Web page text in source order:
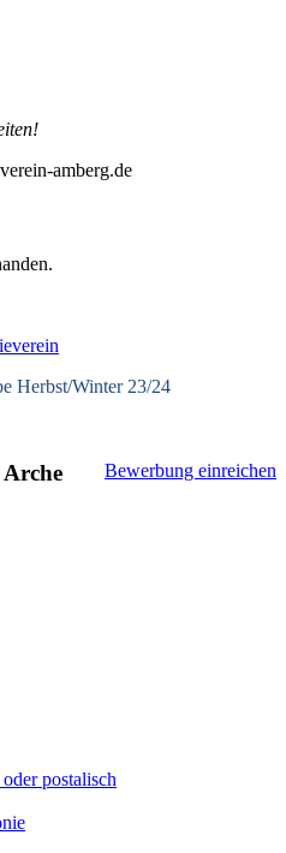
amberg.de
Herbst/Winter 23/24
Bewerbung einreichen
postalisch